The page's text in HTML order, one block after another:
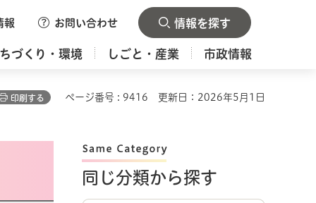
報 お問い合わせ 情報を探す
づくり・環境 しごと・産業 市政情報
印刷する ページ番号 : 9416 更新日：2026年5月1日
同じ分類から探す